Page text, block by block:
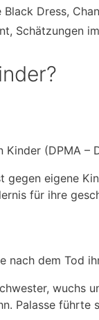
Dress,
Schätzungen
(DPMA –
gegen eigene
für ihre
nach dem Tod
Palasse